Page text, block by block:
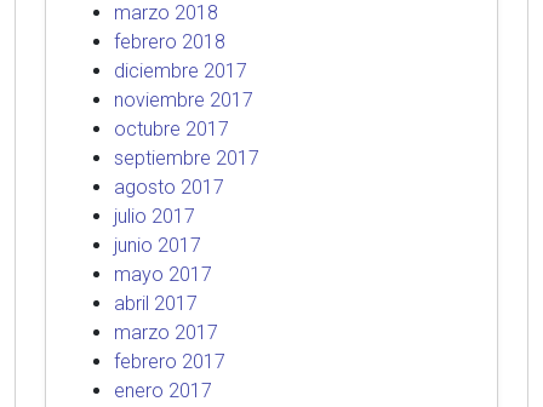
marzo 2018
febrero 2018
diciembre 2017
noviembre 2017
octubre 2017
septiembre 2017
agosto 2017
julio 2017
junio 2017
mayo 2017
abril 2017
marzo 2017
febrero 2017
enero 2017